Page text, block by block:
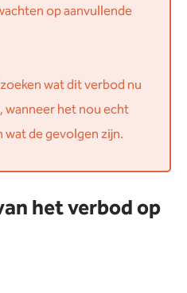
op aanvullende
wat dit verbod nu
wanneer het nou echt
wat de gevolgen zijn.
het verbod op